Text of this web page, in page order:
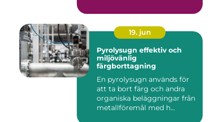
19. jun
Pyrolysugn effektiv och
miljövänlig
färgborttagning
En pyrolysugn används för
att ta bort färg och andra
organiska beläggningar från
metallföremål med h...